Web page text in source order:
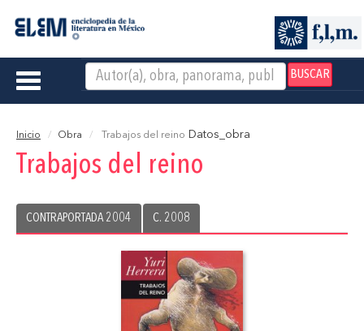
BUSCAR
Toggle
Inicio Obra Trabajos del reino Datos_obra
Trabajos del reino
CONTRAPORTADA 2004 C. 2008